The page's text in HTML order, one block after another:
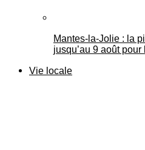
Mantes-la-Jolie : la
jusqu’au 9 août
Vie locale